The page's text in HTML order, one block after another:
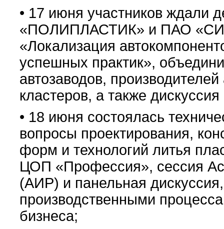
• 17 июня участников ждали
«ПОЛИПЛАСТИК» и ПАО
«Локализация
успешных практик»,
автозаводов,
кластеров, а также
• 18 июня состоялась
вопросы проектирования,
форм и технологий литья
ЦОП «Профессия», сессия
(АИР) и панельная
производственными
бизнеса;